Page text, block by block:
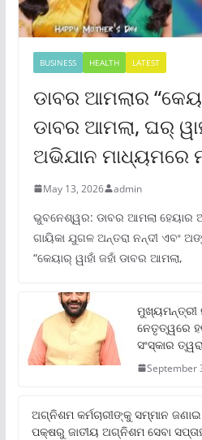
BUSINESS HEALTH LATEST
ଡାବର ଆମଲାର
ଡାବର ଆମଲା, ଘର୍
ଅଭିଯାନ ମାଧ୍ୟମରେ
May 13, 2026 admin
ଭୁବନେଶ୍ୱର: ଡାବର ଆମଲା
ଗାୟିକା ଯୁଗଳ ଅନ୍ତରା ନନ୍ଦୀ ଏବଂ
“କେୟାର୍ ୱାହାଁ ଜହାଁ ଡାବର ଆମଲା,
ମୁଖ୍ୟମନ୍ତ୍ରୀ
ନେତୃତ୍ୱରେ
ସଂସ୍କାର
September
ଅଗ୍ନିଶମ କର୍ମଚାରୀଙ୍କୁ ସମ୍ମାନ
ପକ୍ଷରୁ ଜାତୀୟ ଅଗ୍ନିଶମ ସେବା